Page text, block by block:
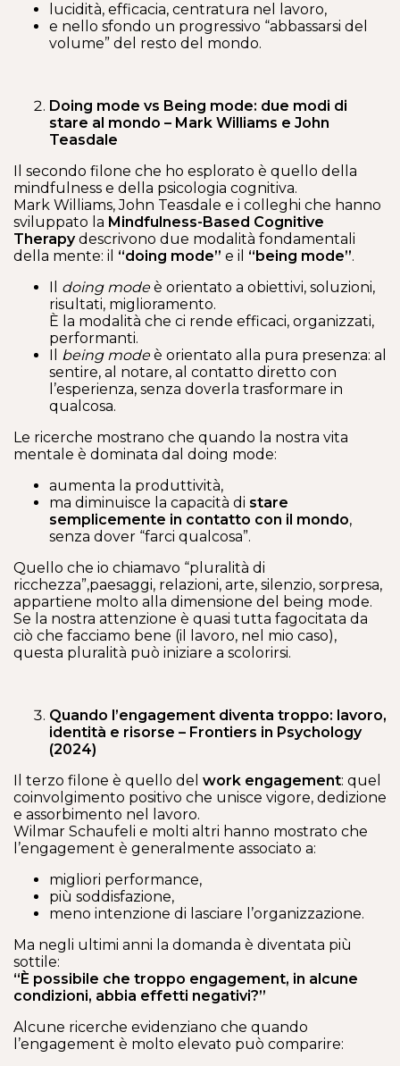
lucidità, efficacia, centratura nel lavoro,
e nello sfondo un progressivo “abbassarsi del
volume” del resto del mondo.
Doing mode vs Being mode: due modi di
stare al mondo – Mark Williams e John
Teasdale
Il secondo filone che ho esplorato è quello della
mindfulness e della psicologia cognitiva.
Mark Williams, John Teasdale e i colleghi che hanno
sviluppato la Mindfulness-Based Cognitive
Therapydescrivono due modalità fondamentali
della mente: il “doing mode” e il “being mode”.
Il doing modeè orientato a obiettivi, soluzioni,
risultati, miglioramento.
È la modalità che ci rende efficaci, organizzati,
performanti.
Il being modeè orientato alla pura presenza: al
sentire, al notare, al contatto diretto con
l’esperienza, senza doverla trasformare in
qualcosa.
Le ricerche mostrano che quando la nostra vita
mentale è dominata dal doing mode:
aumenta la produttività,
ma diminuisce la capacità di stare
semplicemente in contatto con il mondo,
senza dover “farci qualcosa”.
Quello che io chiamavo “pluralità di
ricchezza”,paesaggi, relazioni, arte, silenzio, sorpresa,
appartiene molto alla dimensione del being mode.
Se la nostra attenzione è quasi tutta fagocitata da
ciò che facciamo bene (il lavoro, nel mio caso),
questa pluralità può iniziare a scolorirsi.
Quando l’engagement diventa troppo: lavoro,
identità e risorse – Frontiers in Psychology
(2024)
Il terzo filone è quello del work engagement: quel
coinvolgimento positivo che unisce vigore, dedizione
e assorbimento nel lavoro.
Wilmar Schaufeli e molti altri hanno mostrato che
l’engagement è generalmente associato a:
migliori performance,
più soddisfazione,
meno intenzione di lasciare l’organizzazione.
Ma negli ultimi anni la domanda è diventata più
sottile:
“È possibile che troppo engagement, in alcune
condizioni, abbia effetti negativi?”
Alcune ricerche evidenziano che quando
l’engagement è molto elevato può comparire: